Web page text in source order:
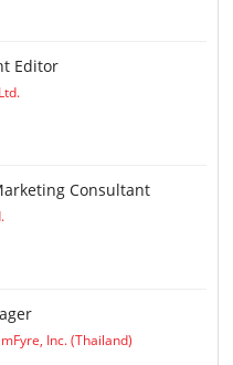
Editor
Consultant
Inc. (Thailand)